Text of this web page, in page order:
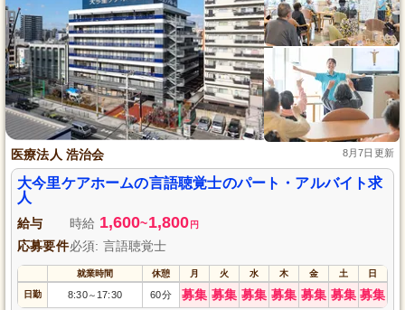
医療法人 浩治会 8月7日更新
大今里ケアホームの言語聴覚士のパート・アルバイト求
人
給与 時給 1,600~1,800 円
応募要件必須: 言語聴覚士
就業時間 休憩 月 火 水 木 金 土 日
日勤 8:30～ 17:30 60分 募集 募集 募集 募集 募集 募集 募集